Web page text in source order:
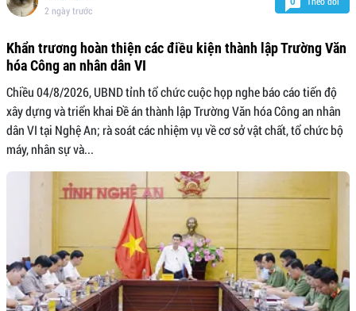
2 ngày trước
Khẩn trương hoàn thiện các điều kiện thành lập Trường Văn
hóa Công an nhân dân VI
Chiều 04/8/2026, UBND tỉnh tổ chức cuộc họp nghe báo cáo tiến độ
xây dựng và triển khai Đề án thành lập Trường Văn hóa Công an nhân
dân VI tại Nghệ An; rà soát các nhiệm vụ về cơ sở vật chất, tổ chức bộ
máy, nhân sự và...